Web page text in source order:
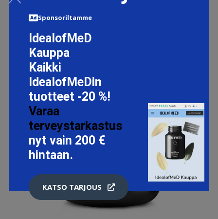
Sponsoriltamme
IdealofMeD
Kauppa
Kaikki
IdealofMeDin
tuotteet -20 %!
Varaa
terveystarkastus
nyt vain 200 €
hintaan.
KATSO TARJOUS